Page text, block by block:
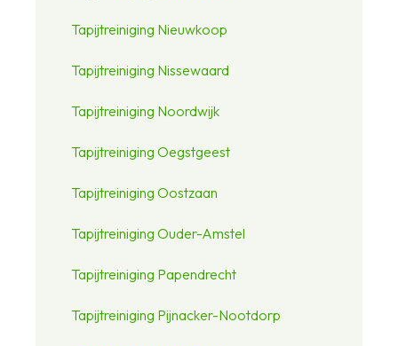
Tapijtreiniging Nieuwkoop
Tapijtreiniging Nissewaard
Tapijtreiniging Noordwijk
Tapijtreiniging Oegstgeest
Tapijtreiniging Oostzaan
Tapijtreiniging Ouder-Amstel
Tapijtreiniging Papendrecht
Tapijtreiniging Pijnacker-Nootdorp